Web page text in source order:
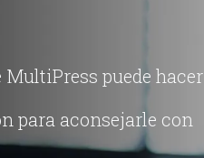
MultiPress puede hacer
para aconsejarle con